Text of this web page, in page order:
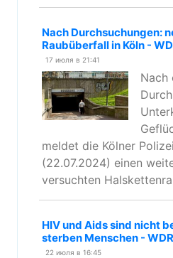
Nach Durchsuchungen:
Raubüberfall in Köln -
17 июля в 21:41
Nach
meldet die Kölner
(22.07.2024) einen
versuchten
HIV und Aids sind nicht
sterben Menschen -
22 июля в 16:45